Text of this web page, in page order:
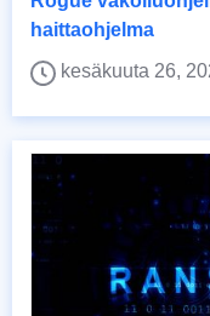
haittaohjelma
kesäkuuta 26,